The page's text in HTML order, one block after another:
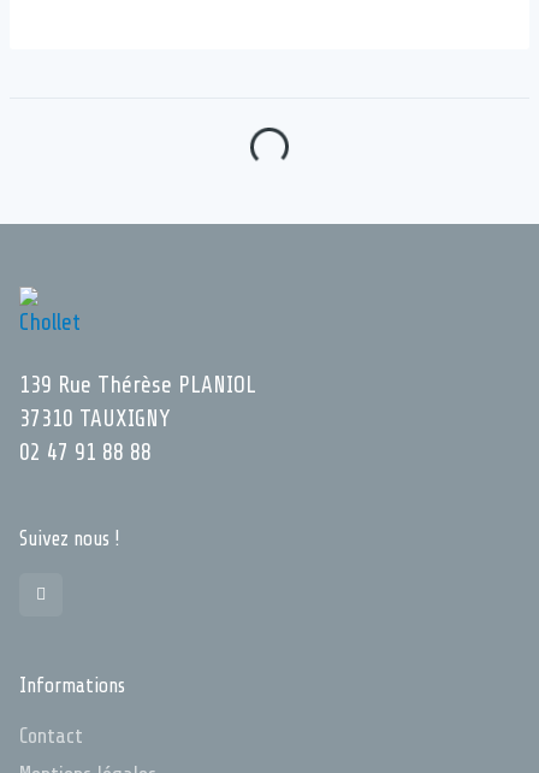
139 Rue Thérèse PLANIOL
37310 TAUXIGNY
02 47 91 88 88
Suivez nous !
Informations
Contact